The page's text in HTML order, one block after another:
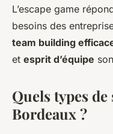
L’escape game
besoins des
team building
et esprit d’équipe
Quels types
Bordeaux ?